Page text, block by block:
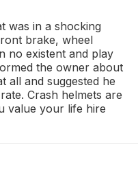
was in a shocking
brake, wheel
no existent and play
the owner about
all and suggested he
Crash helmets are
value your life hire